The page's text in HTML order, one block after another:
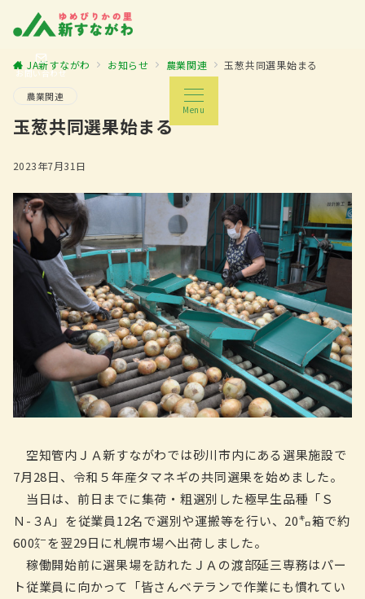
お問い合わせ
Menu
JA新すながわ お知らせ 農業関連 玉葱共同選果始まる
農業関連
玉葱共同選果始まる
2023年7月31日
空知管内ＪＡ新すながわでは砂川市内にある選果施設で
7月28日、令和５年産タマネギの共同選果を始めました。
当日は、前日までに集荷・粗選別した極早生品種「Ｓ
Ｎ-３A」を従業員12名で選別や運搬等を行い、20㌔箱で約
600㌜を翌29日に札幌市場へ出荷しました。
稼働開始前に選果場を訪れたＪＡの渡部延三専務はパー
ト従業員に向かって「皆さんベテランで作業にも慣れてい